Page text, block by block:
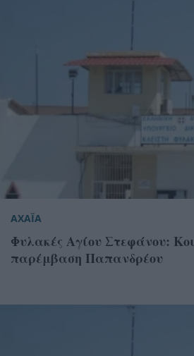
ΑΧΑΪΑ
Φυλακές Αγίου Στεφάνου:
παρέμβαση Παπανδρέου